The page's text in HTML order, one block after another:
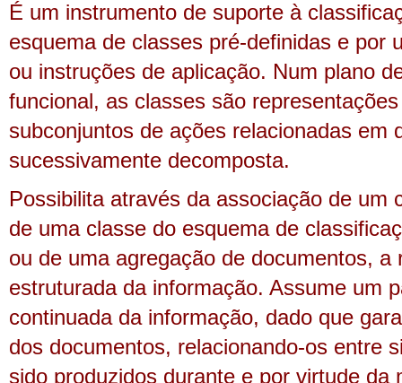
É um instrumento de suporte à
esquema de classes pré-definidas e por
ou instruções de aplicação. Num plano
funcional, as classes são
subconjuntos de ações relacionadas em
sucessivamente decomposta.
Possibilita através da associação de um
de uma classe do esquema de
ou de uma agregação de documentos, a
estruturada da informação. Assume um
continuada da informação, dado que
dos documentos, relacionando-os entre
sido produzidos durante e por virtude da